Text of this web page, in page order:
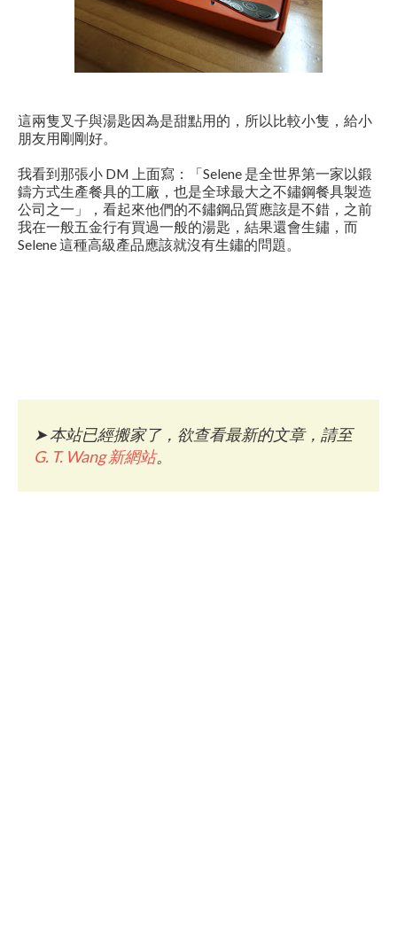
這兩隻叉子與湯匙因為是甜點用的，所以比較小隻，給小
朋友用剛剛好。
我看到那張小 DM 上面寫：「Selene 是全世界第一家以鍛
鑄方式生產餐具的工廠，也是全球最大之不鏽鋼餐具製造
公司之一」，看起來他們的不鏽鋼品質應該是不錯，之前
我在一般五金行有買過一般的湯匙，結果還會生鏽，而
Selene 這種高級產品應該就沒有生鏽的問題。
➤本站已經搬家了，欲查看最新的文章，請至
G. T. Wang 新網站。